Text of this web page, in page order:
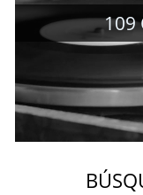
109